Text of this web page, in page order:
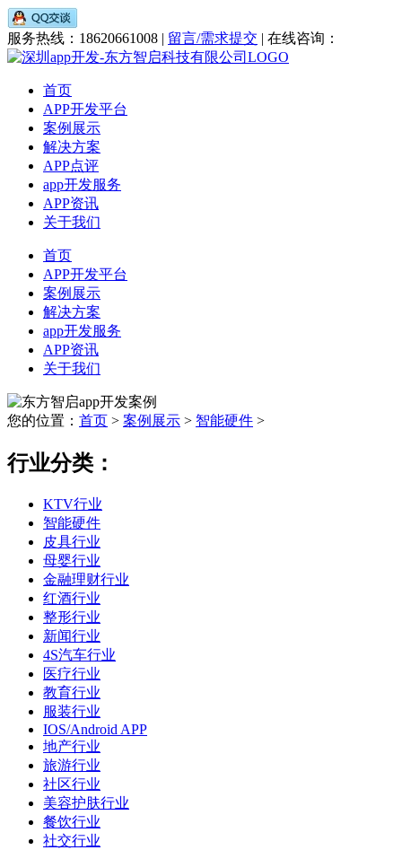
服务热线：18620661008 | 留言/需求提交 | 在线咨询：
首页
APP开发平台
案例展示
解决方案
APP点评
app开发服务
APP资讯
关于我们
首页
APP开发平台
案例展示
解决方案
app开发服务
APP资讯
关于我们
您的位置： 首页 > 案例展示 > 智能硬件 >
行业分类：
KTV行业
智能硬件
皮具行业
母婴行业
金融理财行业
红酒行业
整形行业
新闻行业
4S汽车行业
医疗行业
教育行业
服装行业
IOS/Android APP
地产行业
旅游行业
社区行业
美容护肤行业
餐饮行业
社交行业